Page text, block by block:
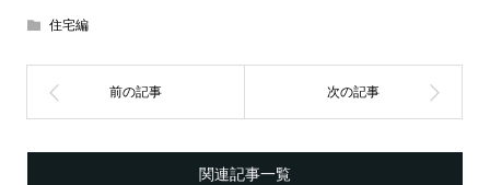
住宅編
関連記事一覧